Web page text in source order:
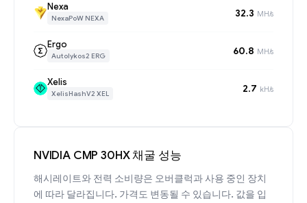
Nexa
NexaPoW NEXA 32.3 MH/s
Ergo
Autolykos2 ERG 60.8 MH/s
Xelis
XelisHashV2 XEL 2.7 kH/s
NVIDIA CMP 30HX 채굴 성능
해시레이트와 전력 소비량은 오버클럭과 사용 중인 장치
에 따라 달라집니다. 가격도 변동될 수 있습니다. 값을 입